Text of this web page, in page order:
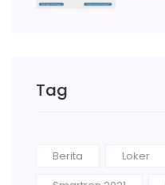
Tag
Berita Loker